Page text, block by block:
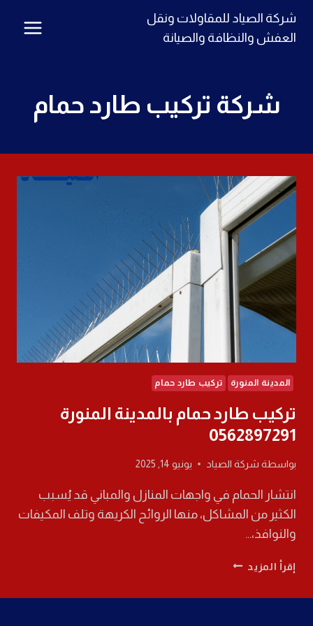
التجاوز
شركة الصياد للمقاولات ونقل
العفش والنظافة والصيانة
شركة تركيب طارد حمام
المدينة المنورة تركيب طارد حمام
تركيب طارد حمام بالمدينة المنورة
0562897291
بواسطة شركة الصياد يونيو 14, 2025
انتشار الحمام في واجهات المنازل والمباني قد يُسبب
الكثير من المشاكل، منها الروائح الكريهة وتلف المكيفات
والنوافذ،…
إقرأ المزيد تركيب